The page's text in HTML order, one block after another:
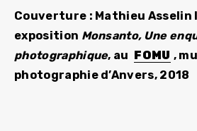
Couverture : Mathieu Asselin
exposition Monsanto, Une
photographique, au FOMU ,
photographie d’Anvers, 2018